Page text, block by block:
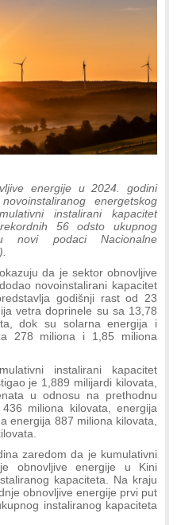
energije u 2024. godini
energetskog
instalirani kapacitet
56 odsto ukupnog
novi podaci Nacionalne
da je sektor obnovljive
novoinstalirani kapacitet
godišnji rast od 23
vetra doprinele su sa 13,78
dok su solarna energija i
278 miliona i 1,85 miliona
instalirani kapacitet
je 1,889 milijardi kilovata,
u odnosu na prethodnu
miliona kilovata, energija
energija 887 miliona kilovata,
zaredom da je kumulativni
obnovljive energije u Kini
kapaciteta. Na kraju
obnovljive energije prvi put
instaliranog kapaciteta